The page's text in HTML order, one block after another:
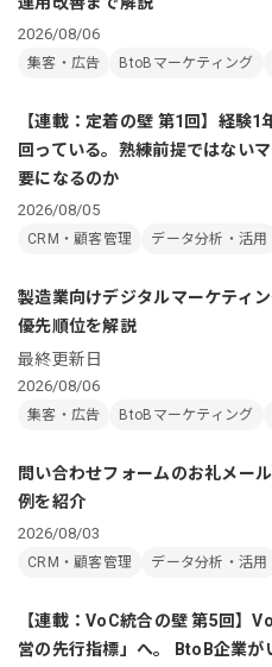
2026/08/06
集客・広告 BtoBマーケティング
【連載：定着の壁 第1回】経験
回っている。熟練前提ではない
要になるのか
2026/08/05
CRM・顧客管理 データ分析・活用
製造業向けデジタルマーケティ
優先順位を解説
最終更新日
2026/08/06
集客・広告 BtoBマーケティング
問い合わせフォームのお礼メー
例を紹介
2026/08/03
CRM・顧客管理 データ分析・活用
【連載：VoC統合の壁 第5回】
営の先行指標」へ。 BtoB企業